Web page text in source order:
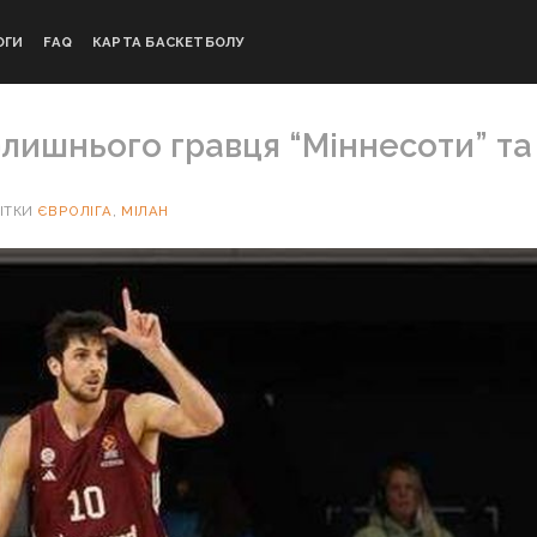
FAQ КАРТА БАСКЕТБОЛУ
гравця “Міннесоти”
ЄВРОЛІГА МІЛАН